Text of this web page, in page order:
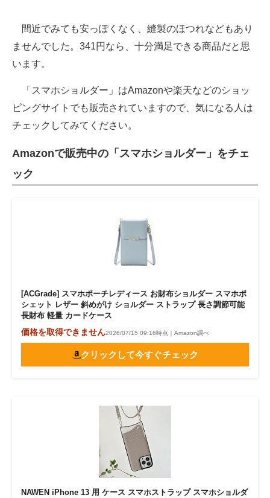
間近でみても安っぽくなく、縫製のほつれなどもあり
ませんでした。341円なら、十分満足できる商品だと思
います。
「スマホショルダー」はAmazonや楽天などのショッ
ピングサイトでも販売されていますので、気になる人は
チェックしてみてください。
Amazonで販売中の「スマホショルダー」をチェ
ック
[ACGrade] スマホポーチレディース お財布ショルダー スマホポ
シェット レザー 斜めがけ ショルダー ストラップ 長さ調節可能
長財布 軽量 カードケース
価格を取得できません2026/07/15 09:16時点｜Amazon調べ
クリックして今すぐチェック
NAWEN iPhone 13 用 ケース スマホストラップ スマホショルダ